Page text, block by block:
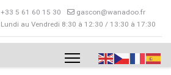
+33 5 61 60 15 30
gascon@wanadoo.fr
Lundi au Vendredi 8:30 à 12:30 / 13:30 à 17:30